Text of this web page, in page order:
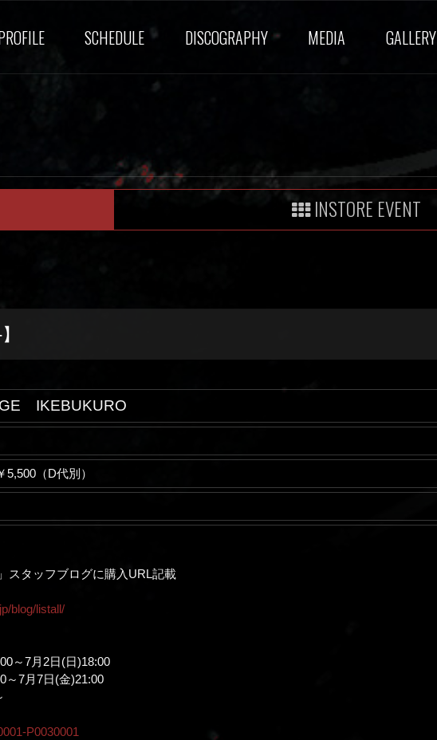
SCHEDULE DISCOGRAPHY MEDIA GALLERY
INSTORE EVENT
IKEBUKURO
（D代別）
スタッフブログに購入URL記載
blog/listall/
～7月2日(日)18:00
～7月7日(金)21:00
P0030001